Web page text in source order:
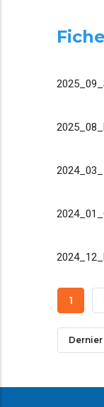
Page
1
Dernier